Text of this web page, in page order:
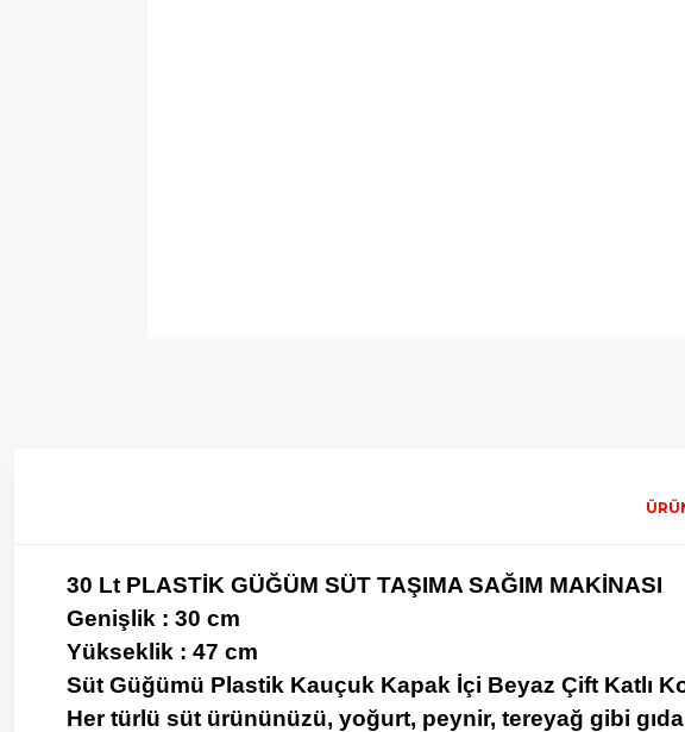
30 Lt PLASTİK GÜĞÜM SÜT TAŞIMA SAĞIM MAKİNASI
Genişlik : 30 cm
Yükseklik : 47 cm
Süt Güğümü Plastik Kauçuk Kapak İçi Beyaz Çift Katlı
Her türlü süt ürününüzü, yoğurt, peynir, tereyağ gibi